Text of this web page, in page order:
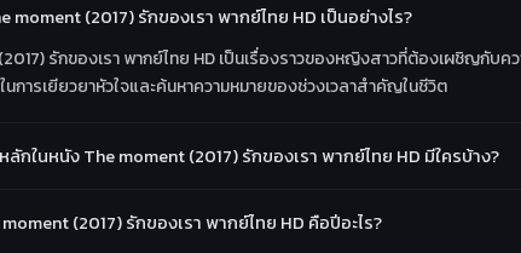
moment (2017) รักของเรา พากย์ไทย HD เป็นอย่างไร?
รักของเรา พากย์ไทย HD เป็นเรื่องราวของหญิงสาวที่ต้องเผชิญกับ
นการเยียวยาหัวใจและค้นหาความหมายของช่วงเวลาสำคัญในชีวิต
กในหนัง The moment (2017) รักของเรา พากย์ไทย HD มีใครบ้าง?
(2017) รักของเรา พากย์ไทย HD คือปีอะไร?